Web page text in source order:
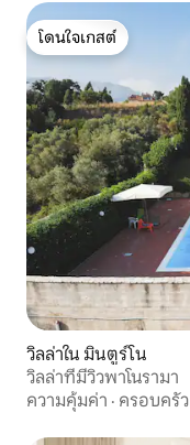
โดนใจเกสต์
โดนใจเกสต์
วิลล่าใน มินตูร์โน
วิลล่าที่มีวิวพาโนรามา
ความคุ้มค่า · ครอบครัว